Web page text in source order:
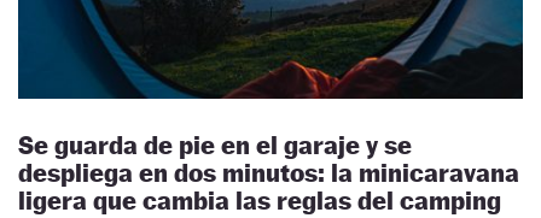
Se guarda de pie en el garaje y se
despliega en dos minutos: la minicaravana
ligera que cambia las reglas del camping